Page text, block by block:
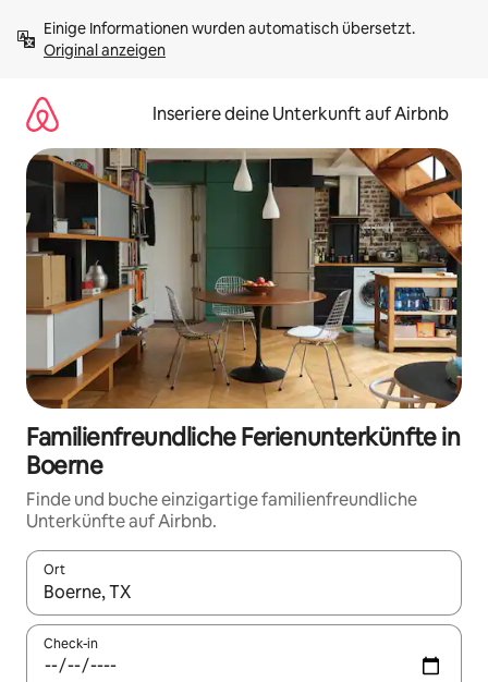
Inhalten
springenOriginal anzeigen
Inseriere deine Unterkunft auf Airbnb
Familienfreundliche Ferienunterkünfte in
Boerne
Finde und buche einzigartige familienfreundliche
Unterkünfte auf Airbnb.
Ort
Wenn Ergebnisse verfügbar sind, navigiere mit den
Check-in